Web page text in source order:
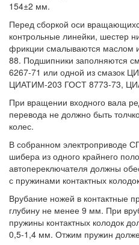
154±2 мм.
Перед сборкой оси
контрольные линейки, шестер
фрикции смалываются маслом
88. Подшипники заполняются
6267-71 или одной из смазок
ЦИАТИМ-203 ГОСТ 8773-73,
При вращении входного вала
перевода не должно быть
колес.
В собранном электроприводе
шибера из одного крайнего
автопереключателя должны
с пружинами контактных
Врубание ножей в контактные
глубину не менее 9 мм. При
пружины контактных колодок
0,5-1,4 мм. Отжим пружин